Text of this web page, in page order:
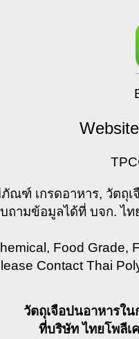
ภัณฑ์ เกรดอาหาร, วัตถุเ
ถามข้อมูลได้ที่ บจก. ไ
Food Grade,
Contact Thai
วัตถุเจือปนอาหารใ
ที่บริษัท ไทยโพลีเ